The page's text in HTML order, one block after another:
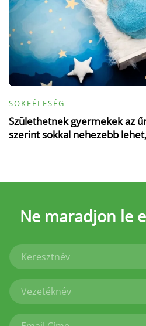
SOKFÉLESÉG
Születhetnek gyermekek az
szerint sokkal nehezebb
Ne maradjon le